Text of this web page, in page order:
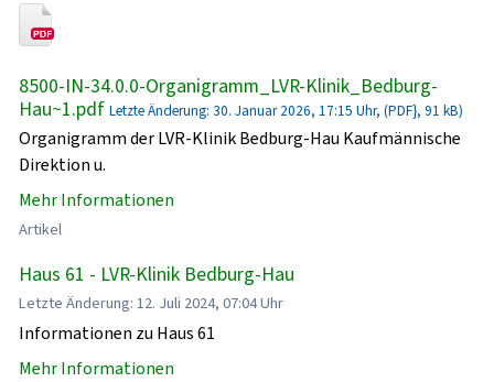
8500-IN-34.0.0-Organigramm_LVR-Klinik_Bedburg-
Hau~1.pdf Letzte Änderung: 30. Januar 2026, 17:15 Uhr, (PDF}, 91 kB)
Organigramm der LVR-Klinik Bedburg-Hau Kaufmännische
Direktion u.
Mehr Informationen
Artikel
Haus 61 - LVR-Klinik Bedburg-Hau
Letzte Änderung: 12. Juli 2024, 07:04 Uhr
Informationen zu Haus 61
Mehr Informationen